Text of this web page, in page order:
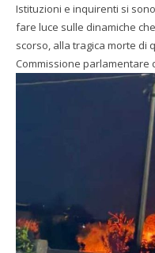
Istituzioni e inquirenti si
fare luce sulle dinamiche
scorso, alla tragica morte di
Commissione parlamentare